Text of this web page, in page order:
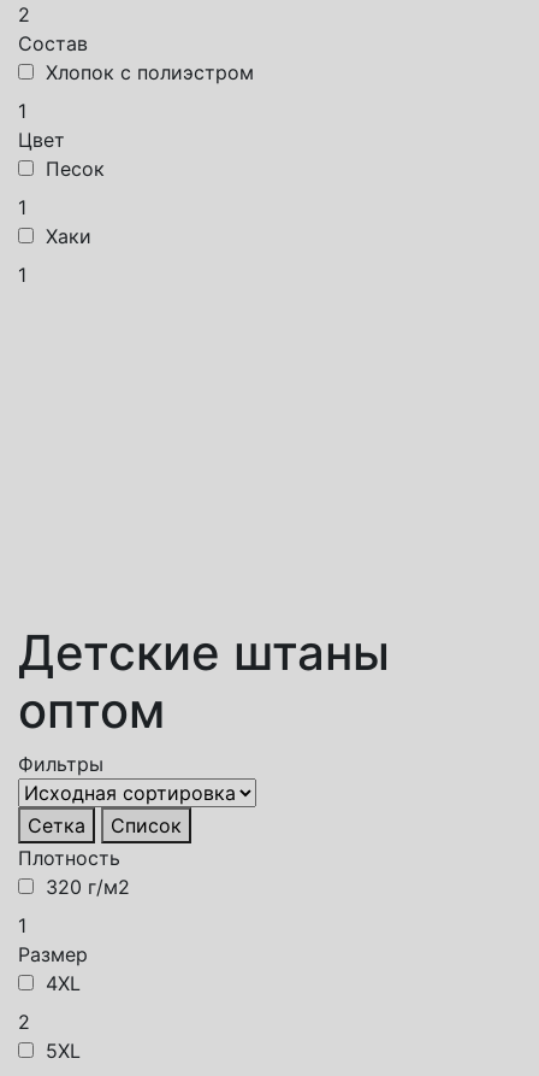
2
Состав
Хлопок с полиэстром
1
Цвет
Песок
1
Хаки
1
Детские штаны
оптом
Фильтры
Сетка
Список
Плотность
320 г/м2
1
Размер
4XL
2
5XL